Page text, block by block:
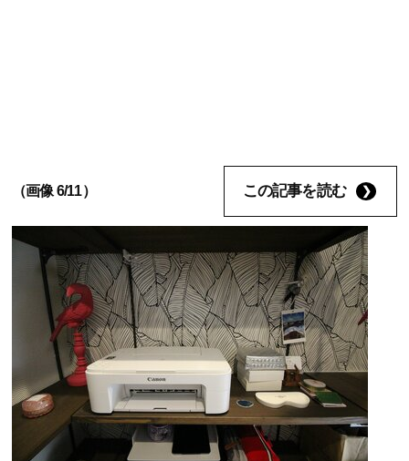
（画像 6/11） この記事を読む